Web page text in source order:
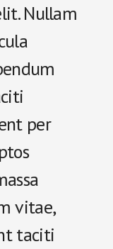
Nullam
per
vitae,
taciti